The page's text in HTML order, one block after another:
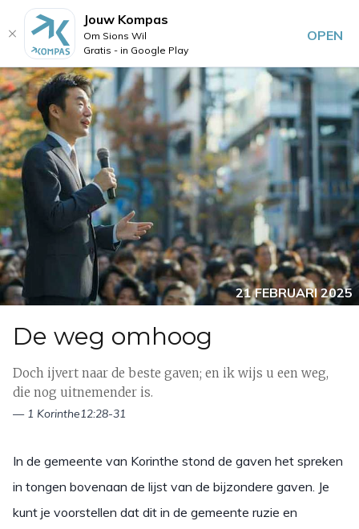
21 FEBRUARI 2025
De weg omhoog
Doch ijvert naar de beste gaven; en ik wijs u een weg,
die nog uitnemender is.
— 1 Korinthe12:28-31
In de gemeente van Korinthe stond de gaven het spreken
in tongen bovenaan de lijst van de bijzondere gaven. Je
kunt je voorstellen dat dit in de gemeente ruzie en
Jouw Kompas
Om Sions Wil
Gratis - in Google Play
OPEN